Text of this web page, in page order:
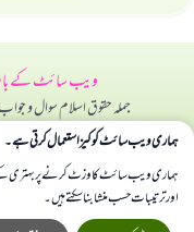
ویب سائٹ کے
جملہ حقوق اسلام سوال و جواب
ہماری ویب سائٹ کوکیز استعمال کرتی ہے۔
ہماری ویب سائٹ کا وزٹ کرنے پر بہتری
اور ترتیبات حسب منشا بنا سکتے ہیں۔